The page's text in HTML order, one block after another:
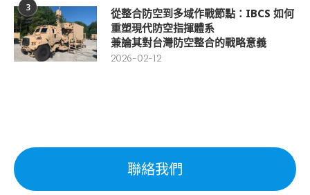
3
從整合防空到多域作戰節點：IBCS 如何
重塑現代防空指揮體系
兼論其對台灣防空整合的戰略意義
2026-02-12
聯絡我們